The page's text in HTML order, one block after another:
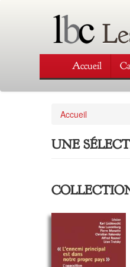
Accueil
Accueil
UNE